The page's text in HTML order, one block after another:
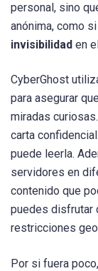
personal, sino
anónima, como
invisibilidad en
CyberGhost
para asegurar
miradas
carta
puede leerla.
servidores en
contenido que
puedes disfrutar
restricciones
Por si fuera